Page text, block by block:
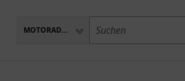
MOTORADTEILE